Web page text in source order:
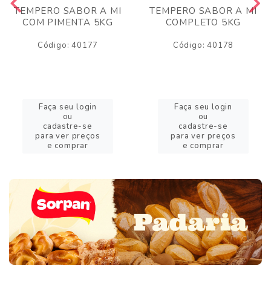
TEMPERO SABOR A MI
COM PIMENTA 5KG
Código: 40177
Faça seu login
ou
cadastre-se
para ver preços
e comprar
TEMPERO SABOR A MI
COMPLETO 5KG
Código: 40178
Faça seu login
ou
cadastre-se
para ver preços
e comprar